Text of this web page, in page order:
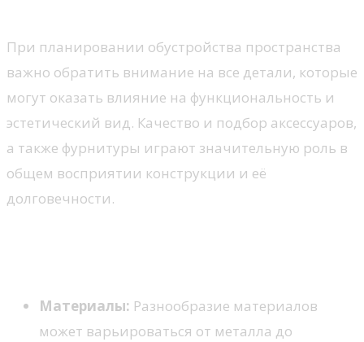
При планировании обустройства пространства
важно обратить внимание на все детали, которые
могут оказать влияние на функциональность и
эстетический вид. Качество и подбор аксессуаров,
а также фурнитуры играют значительную роль в
общем восприятии конструкции и её
долговечности.
Материалы: Разнообразие материалов
может варьироваться от металла до